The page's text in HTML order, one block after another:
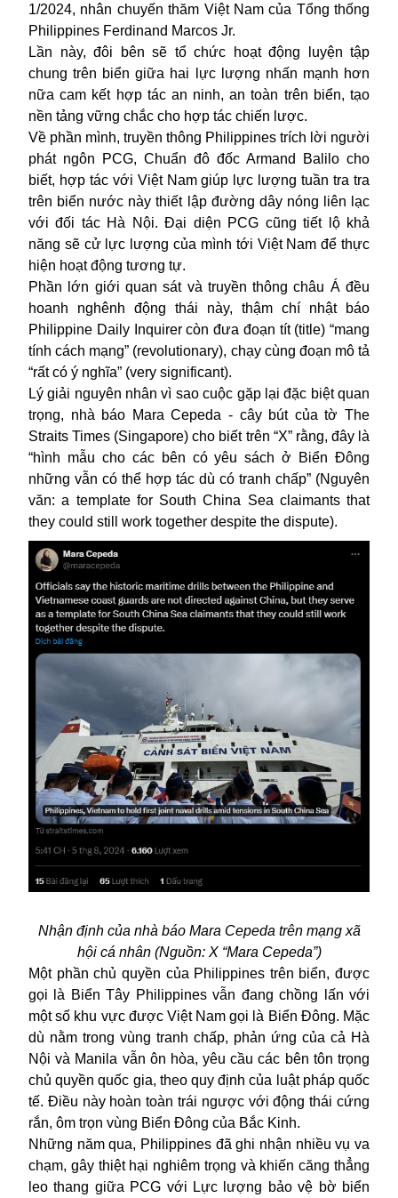
1/2024, nhân chuyến thăm Việt Nam của Tổng thống
Philippines Ferdinand Marcos Jr.
Lần này, đôi bên sẽ tổ chức hoạt động luyện tập
chung trên biển giữa hai lực lượng nhấn mạnh hơn
nữa cam kết hợp tác an ninh, an toàn trên biển, tạo
nền tảng vững chắc cho hợp tác chiến lược.
Về phần mình, truyền thông Philippines trích lời người
phát ngôn PCG, Chuẩn đô đốc Armand Balilo cho
biết, hợp tác với Việt Nam giúp lực lượng tuần tra tra
trên biển nước này thiết lập đường dây nóng liên lạc
với đối tác Hà Nội. Đại diện PCG cũng tiết lộ khả
năng sẽ cử lực lượng của mình tới Việt Nam để thực
hiện hoạt động tương tự.
Phần lớn giới quan sát và truyền thông châu Á đều
hoanh nghênh động thái này, thậm chí nhật báo
Philippine Daily Inquirer còn đưa đoạn tít (title) “mang
tính cách mạng” (revolutionary), chạy cùng đoạn mô tả
“rất có ý nghĩa” (very significant).
Lý giải nguyên nhân vì sao cuộc gặp lại đặc biệt quan
trọng, nhà báo Mara Cepeda - cây bút của tờ The
Straits Times (Singapore) cho biết trên “X” rằng, đây là
“hình mẫu cho các bên có yêu sách ở Biển Đông
những vẫn có thể hợp tác dù có tranh chấp” (Nguyên
văn: a template for South China Sea claimants that
they could still work together despite the dispute).
Nhận định của nhà báo Mara Cepeda trên mạng xã
hội cá nhân (Nguồn: X “Mara Cepeda”)
Một phần chủ quyền của Philippines trên biển, được
gọi là Biển Tây Philippines vẫn đang chồng lấn với
một số khu vực được Việt Nam gọi là Biển Đông. Mặc
dù nằm trong vùng tranh chấp, phản ứng của cả Hà
Nội và Manila vẫn ôn hòa, yêu cầu các bên tôn trọng
chủ quyền quốc gia, theo quy định của luật pháp quốc
tế. Điều này hoàn toàn trái ngược với động thái cứng
rắn, ôm trọn vùng Biển Đông của Bắc Kinh.
Những năm qua, Philippines đã ghi nhận nhiều vụ va
chạm, gây thiệt hại nghiêm trọng và khiến căng thẳng
leo thang giữa PCG với Lực lượng bảo vệ bờ biển